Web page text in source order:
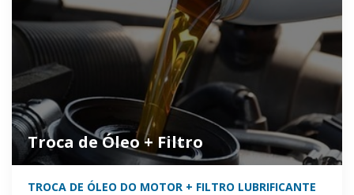
Troca de Óleo + Filtro
TROCA DE ÓLEO DO MOTOR + FILTRO LUBRIFICANTE